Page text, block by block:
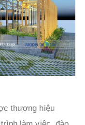
thương hiệu